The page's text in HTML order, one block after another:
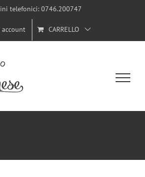
telefonici: 0746.200747
CARRELLO